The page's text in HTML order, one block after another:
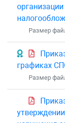
организации
Размер
графиках
Размер